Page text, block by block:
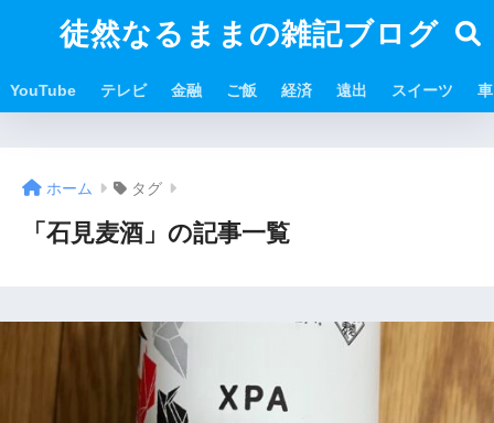
徒然なるままの雑記ブログ
YouTube テレビ 金融 ご飯 経済 遠出 スイーツ 車
ホーム タグ
「石見麦酒」の記事一覧